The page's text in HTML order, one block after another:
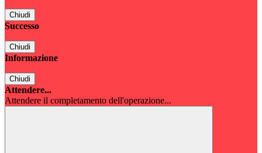
Chiudi
Successo
Chiudi
Informazione
Chiudi
Attendere...
Attendere il completamento dell'operazione...